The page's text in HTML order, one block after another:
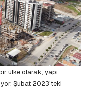
ülke olarak, yapı
Şubat 2023’teki